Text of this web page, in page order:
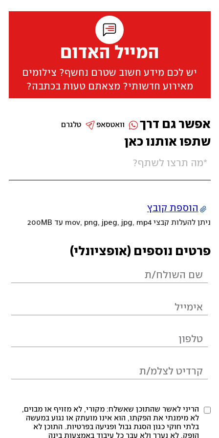
המייל האדום
יש לכם מידע חשוב שטרם נחשף? צילומים
מאירוע חדשותי? מצאתם טעות בכתבה?
שתפו אותנו כאן
הוספת קובץ
ניתן להעלות קבצי mov, png, jpeg, jpg, mp4 עד 200MB
פרטים נוספים (אופציונלי)
הריני לאשר שהתוכן שאשלח: מקורי, לא מזויף או מבוים,
לא מימנתי את הפקתו, הוא אינו מועתק או נגוע במעשה
בלתי חוקי כגון הסגת גבול ופגיעה בפרטיות. התוכן לא
הופק, לא נערך ולא עבר כל עיבוד באמצעות בינה
אפשר גם דרך טלגרם וואטסאפ